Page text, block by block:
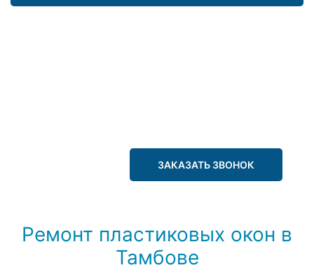
ЗАКАЗАТЬ ЗВОНОК
Ремонт пластиковых окон в
Тамбове